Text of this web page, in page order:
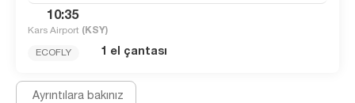
10:35
Kars Airport (KSY)
ECOFLY 1 el çantası
Ayrıntılara bakınız